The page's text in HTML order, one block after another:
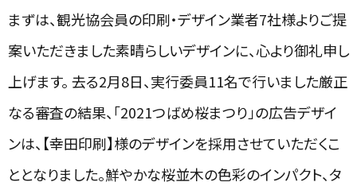
まずは、観光協会員の印刷・デザイン業者7社様よりご提
案いただきました素晴らしいデザインに、心より御礼申し
上げます。 去る2月8日、実行委員11名で行いました厳正
なる審査の結果、「2021つばめ桜まつり」の広告デザイ
ンは、【幸田印刷】様のデザインを採用させていただくこ
ととなりました。鮮やかな桜並木の色彩のインパクト、タ